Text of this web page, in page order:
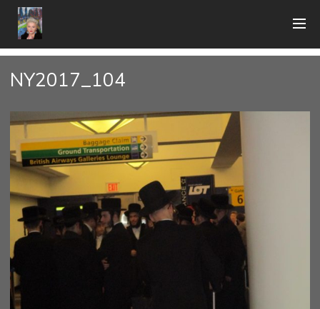
NY2017_104